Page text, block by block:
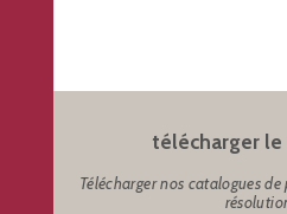
télécharger
Télécharger nos catalogues